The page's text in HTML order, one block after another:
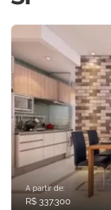
A partir de:
R$ 337.300